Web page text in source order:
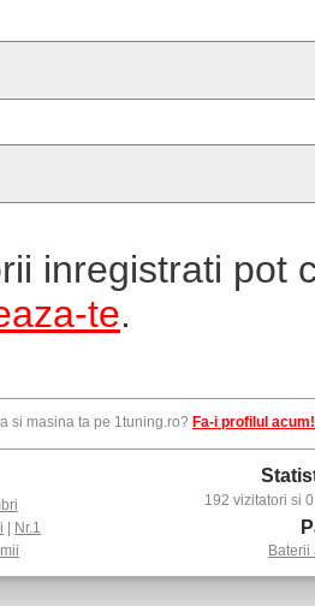
inregistrati pot
te.
si masina ta pe 1tuning.ro? Fa-i profilul acum!
Nr.1
192 vizitatori si